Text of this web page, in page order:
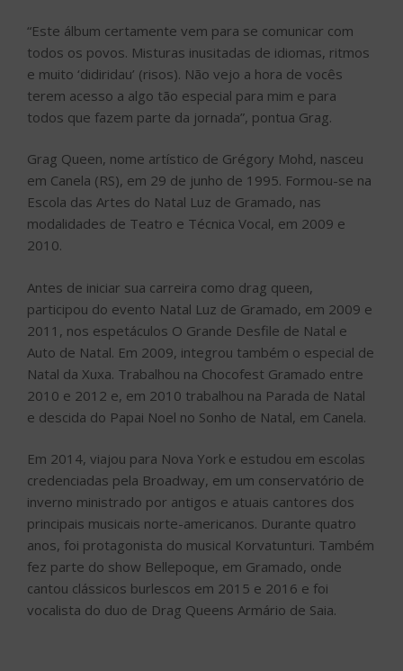
“Este álbum certamente vem para se comunicar com
todos os povos. Misturas inusitadas de idiomas, ritmos
e muito ‘didiridau’ (risos). Não vejo a hora de vocês
terem acesso a algo tão especial para mim e para
todos que fazem parte da jornada”, pontua Grag.
Grag Queen, nome artístico de Grégory Mohd, nasceu
em Canela (RS), em 29 de junho de 1995. Formou-se na
Escola das Artes do Natal Luz de Gramado, nas
modalidades de Teatro e Técnica Vocal, em 2009 e
2010.
Antes de iniciar sua carreira como drag queen,
participou do evento Natal Luz de Gramado, em 2009 e
2011, nos espetáculos O Grande Desfile de Natal e
Auto de Natal. Em 2009, integrou também o especial de
Natal da Xuxa. Trabalhou na Chocofest Gramado entre
2010 e 2012 e, em 2010 trabalhou na Parada de Natal
e descida do Papai Noel no Sonho de Natal, em Canela.
Em 2014, viajou para Nova York e estudou em escolas
credenciadas pela Broadway, em um conservatório de
inverno ministrado por antigos e atuais cantores dos
principais musicais norte-americanos. Durante quatro
anos, foi protagonista do musical Korvatunturi. Também
fez parte do show Bellepoque, em Gramado, onde
cantou clássicos burlescos em 2015 e 2016 e foi
vocalista do duo de Drag Queens Armário de Saia.